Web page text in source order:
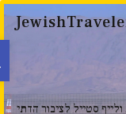
סטייל לציבור הדתי